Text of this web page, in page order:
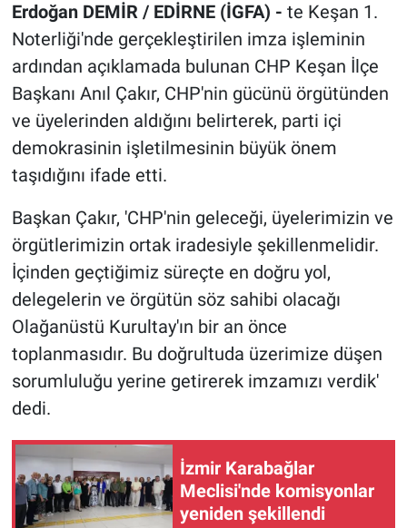
Erdoğan DEMİR / EDİRNE (İGFA) - te Keşan 1.
Noterliği'nde gerçekleştirilen imza işleminin
ardından açıklamada bulunan CHP Keşan İlçe
Başkanı Anıl Çakır, CHP'nin gücünü örgütünden
ve üyelerinden aldığını belirterek, parti içi
demokrasinin işletilmesinin büyük önem
taşıdığını ifade etti.
Başkan Çakır, 'CHP'nin geleceği, üyelerimizin ve
örgütlerimizin ortak iradesiyle şekillenmelidir.
İçinden geçtiğimiz süreçte en doğru yol,
delegelerin ve örgütün söz sahibi olacağı
Olağanüstü Kurultay'ın bir an önce
toplanmasıdır. Bu doğrultuda üzerimize düşen
sorumluluğu yerine getirerek imzamızı verdik'
dedi.
İzmir Karabağlar
Meclisi'nde komisyonlar
yeniden şekillendi